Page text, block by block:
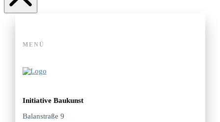
MENÜ
Initiative Baukunst
Balanstraße 9